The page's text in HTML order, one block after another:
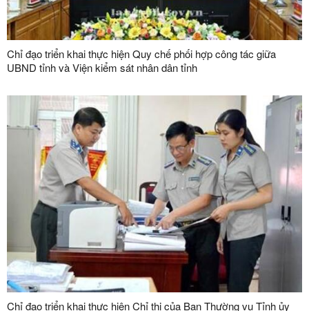
Chỉ đạo triển khai thực hiện Quy chế phối hợp công tác giữa
UBND tỉnh và Viện kiểm sát nhân dân tỉnh
Chỉ đạo triển khai thực hiện Chỉ thị của Ban Thường vụ Tỉnh ủy